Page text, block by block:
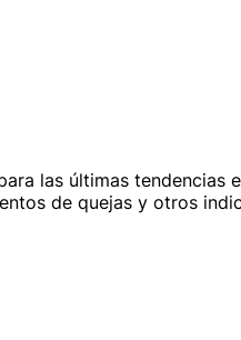
las últimas
de quejas y otros